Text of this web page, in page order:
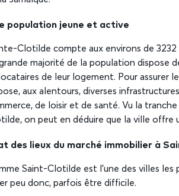
population jeune et active
Clotilde compte aux environs de 3232
majorité de la population dispose
de leur logement. Pour assurer
aux alentours, diverses
de loisir et de santé. Vu la
on peut en déduire que la ville offre
des lieux du marché immobilier à
Saint-Clotilde est l’une des villes les
peu donc, parfois être difficile.